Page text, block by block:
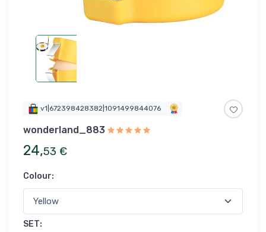
v1|672398428382|1091499844076
wonderland_883
24,53 €
Colour:
SET: